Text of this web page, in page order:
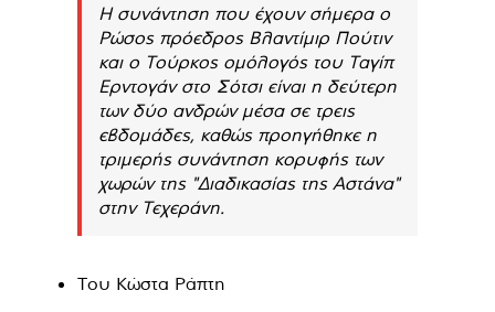
Η συνάντηση που έχουν σήμερα ο
Ρώσος πρόεδρος Βλαντίμιρ Πούτιν
και ο Τούρκος ομόλογός του Ταγίπ
Ερντογάν στο Σότσι είναι η δεύτερη
των δύο ανδρών μέσα σε τρεις
εβδομάδες, καθώς προηγήθηκε η
τριμερής συνάντηση κορυφής των
χωρών της "Διαδικασίας της Αστάνα"
στην Τεχεράνη.
Του Κώστα Ράπτη